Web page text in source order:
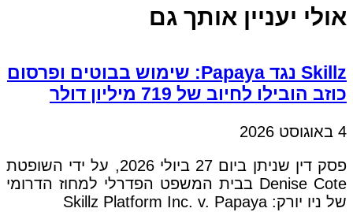
אולי יעניין אותך גם
Skillz נגד Papaya: שימוש בבוטים ופרסום
כוזב הובילו לחיוב של 719 מיליון דולר
4 באוגוסט 2026
פסק דין שניתן ביום 27 ביולי 2026, על ידי השופטת
Denise Cote בבית המשפט הפדרלי למחוז הדרומי
של ניו יורק: Skillz Platform Inc. v. Papaya